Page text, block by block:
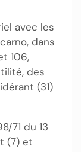
avec les
dans
106,
des
(31)
71 du 13
(7) et